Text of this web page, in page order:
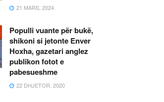
21 MARS, 2024
Populli vuante për bukë,
shikoni si jetonte Enver
Hoxha, gazetari anglez
publikon fotot e
pabesueshme
22 DHJETOR, 2020